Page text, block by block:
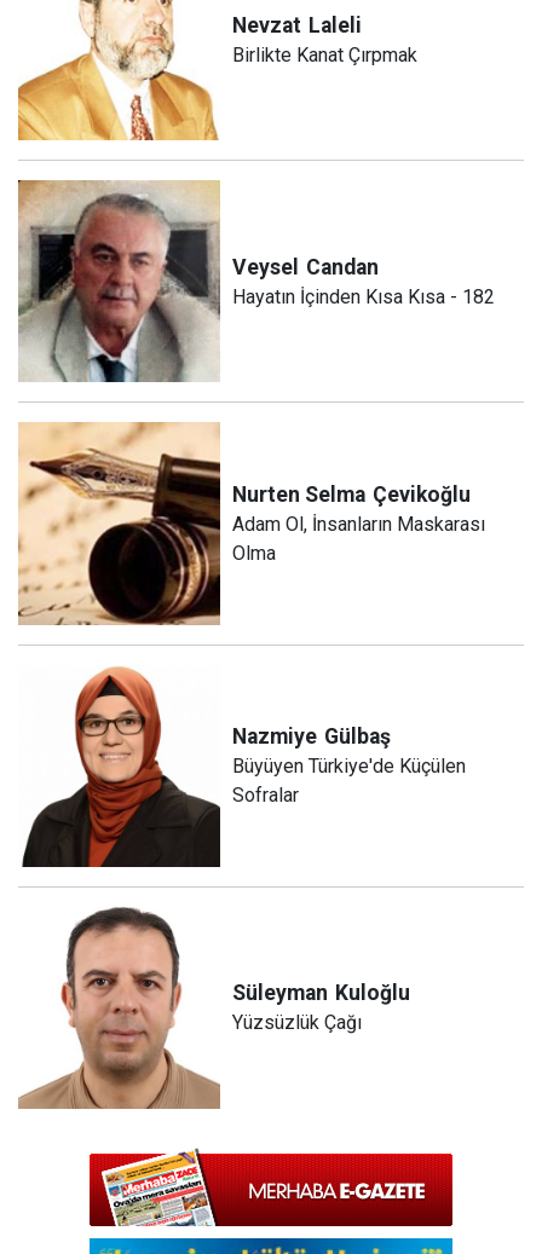
Nevzat Laleli
Birlikte Kanat Çırpmak
Veysel Candan
Hayatın İçinden Kısa Kısa - 182
Nurten Selma Çevikoğlu
Adam Ol, İnsanların Maskarası
Olma
Nazmiye Gülbaş
Büyüyen Türkiye'de Küçülen
Sofralar
Süleyman Kuloğlu
Yüzsüzlük Çağı